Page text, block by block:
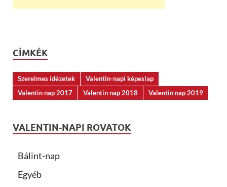
CÍMKÉK
Szerelmes idézetek
Valentin-napi képeslap
Valentin nap 2017
Valentin nap 2018 Valentin nap 2019
VALENTIN-NAPI ROVATOK
Bálint-nap
Egyéb